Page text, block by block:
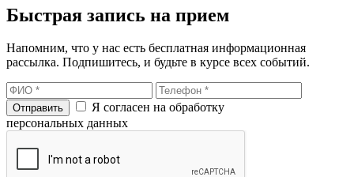
Быстрая запись на прием
Напомним, что у нас есть бесплатная информационная
рассылка. Подпишитесь, и будьте в курсе всех событий.
Я согласен на обработку
персональных данных